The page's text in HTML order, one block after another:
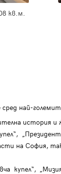
кв.м.
най-
история и
на София,